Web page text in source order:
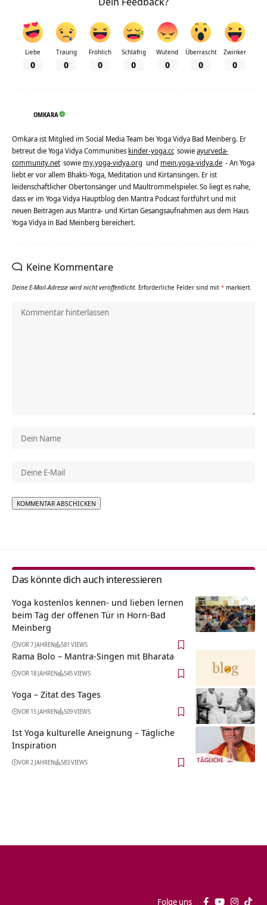
Liebe
0
Traurig
0
Fröhlich
0
Schläfrig
0
Wütend
0
Überrascht
0
Zwinker
0
OMKARA
Omkara ist Mitglied im Social Media Team bei Yoga Vidya Bad Meinberg. Er
betreut die Yoga Vidya Communities kinder-yoga.cc sowieayurveda-
community.net sowie my.yoga-vidya.org und mein.yoga-vidya.de - An Yoga
liebt er vor allem Bhakti-Yoga, Meditation und Kirtansingen. Er ist
leidenschaftlicher Obertonsänger und Maultrommelspieler. So liegt es nahe,
dass er im Yoga Vidya Hauptblog den Mantra Podcast fortführt und mit
neuen Beiträgen aus Mantra- und Kirtan Gesangsaufnahmen aus dem Haus
Yoga Vidya in Bad Meinberg bereichert.
Keine Kommentare
Deine E-Mail-Adresse wird nicht veröffentlicht. Erforderliche Felder sind mit * markiert.
Das könnte dich auch interessieren
Yoga kostenlos kennen- und lieben lernen
beim Tag der offenen Tür in Horn-Bad
Meinberg
VOR 7 JAHREN 581 VIEWS
Rama Bolo – Mantra-Singen mit Bharata
VOR 18 JAHREN 545 VIEWS
Yoga – Zitat des Tages
VOR 15 JAHREN 509 VIEWS
Ist Yoga kulturelle Aneignung – Tägliche
Inspiration
VOR 2 JAHREN 583 VIEWS
Folge uns